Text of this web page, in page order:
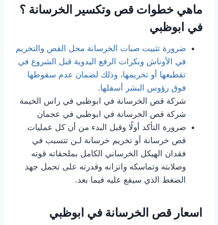
ماهي خطوات قص وتكسير الخرسانة ؟
في ابوظبي
ضرورة تثبيت صبات الخرسانة محل القص والتخريم
في الأوناش وبكرات الرفع اليدوية قبل الشروع في
تقطيعها أو تخريمها، وذلك لضمان عدم سقوطها
فوق رؤوس البشر أسفلها.
شركة قص الخرسانة في ابوظبي في راس الخيمة
شركة قص الخرسانة في ابوظبي في عجمان
ضرورة التأكد أولًا وقبل البدء من أن كل عمليات
قص خرسانة أو تخريم خرسانة لـن تتسبب في
فقدان الهيكل الخرساني الكامل بملحقاته قوته
وصلابته وتماسكه واتزانه وقدرته على تحمل جهد
الضغط الذي سيقع عليه فيما بعد.
اسعار قص الخرسانة في ابوظبي